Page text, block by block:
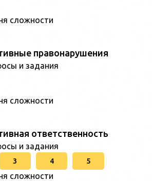
сложности
правонарушения
и задания
сложности
ответственность
и задания
3 4 5
сложности